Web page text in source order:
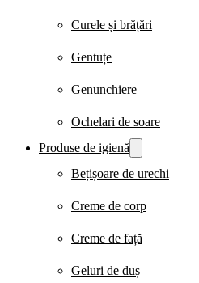
Curele și brățări
Gentuțe
Genunchiere
Ochelari de soare
Produse de igienă
Bețișoare de urechi
Creme de corp
Creme de față
Geluri de duș